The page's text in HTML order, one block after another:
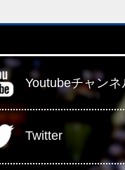
Youtubeチャンネ
Twitter